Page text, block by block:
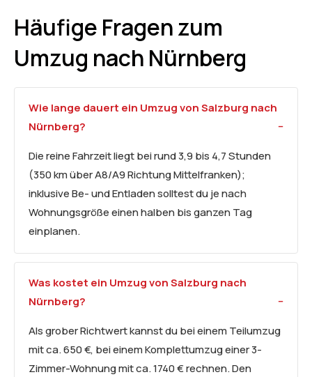
Häufige Fragen zum
Umzug nach Nürnberg
Wie lange dauert ein Umzug von Salzburg nach
Nürnberg?
Die reine Fahrzeit liegt bei rund 3,9 bis 4,7 Stunden
(350 km über A8/A9 Richtung Mittelfranken);
inklusive Be- und Entladen solltest du je nach
Wohnungsgröße einen halben bis ganzen Tag
einplanen.
Was kostet ein Umzug von Salzburg nach
Nürnberg?
Als grober Richtwert kannst du bei einem Teilumzug
mit ca. 650 €, bei einem Komplettumzug einer 3-
Zimmer-Wohnung mit ca. 1740 € rechnen. Den